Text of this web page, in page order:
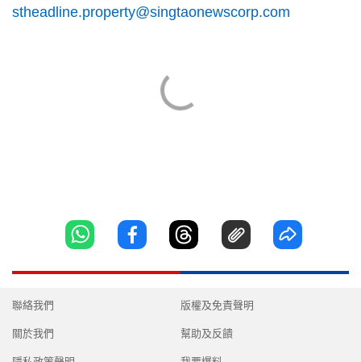
stheadline.property@singtaonewscorp.com
聯絡我們
關於我們
版權及免責聲明
幫助及反饋